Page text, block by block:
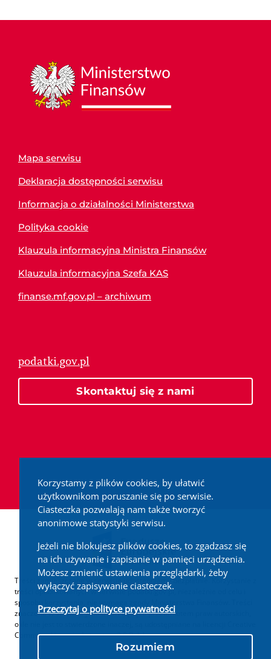
Korzystamy z plików cookies, by ułatwić
użytkownikom poruszanie się po serwisie.
Ciasteczka pozwalają nam także tworzyć
anonimowe statystyki serwisu.
Jeżeli nie blokujesz plików cookies, to zgadzasz się
na ich używanie i zapisanie w pamięci urządzenia.
Możesz zmienić ustawienia przeglądarki, żeby
wyłączyć zapisywanie ciasteczek.
Przeczytaj o polityce prywatności
Rozumiem
Mapa serwisu
Deklaracja dostępności serwisu
Informacja o działalności Ministerstwa
Polityka cookie
Klauzula informacyjna Ministra Finansów
Klauzula informacyjna Szefa KAS
finanse.mf.gov.pl – archiwum
podatki.gov.pl
Skontaktuj się z nami
Treści zamieszczone w serwisie udostępniamy bezpłatnie. Korzystanie z
treści opublikowanych w serwisie podatki.gov.pl, niezależnie od celu i
sposobu korzystania, nie wymaga zgody Ministerstwa Finansów. Treści
znaczone w serwisie jako treści będące przedmiotem praw autorskich,
o ile nie jest to stwierdzone inaczej, są udostępniane na licencji Creative
Commons Uznanie Autorstwa 3.0 Polska.